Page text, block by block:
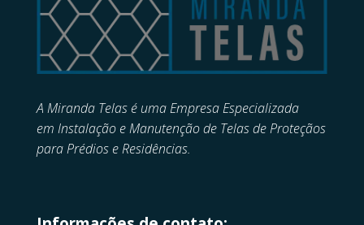
A Miranda Telas é uma Empresa Especializada
em Instalação e Manutenção de Telas de Proteçãos
para Prédios e Residências.